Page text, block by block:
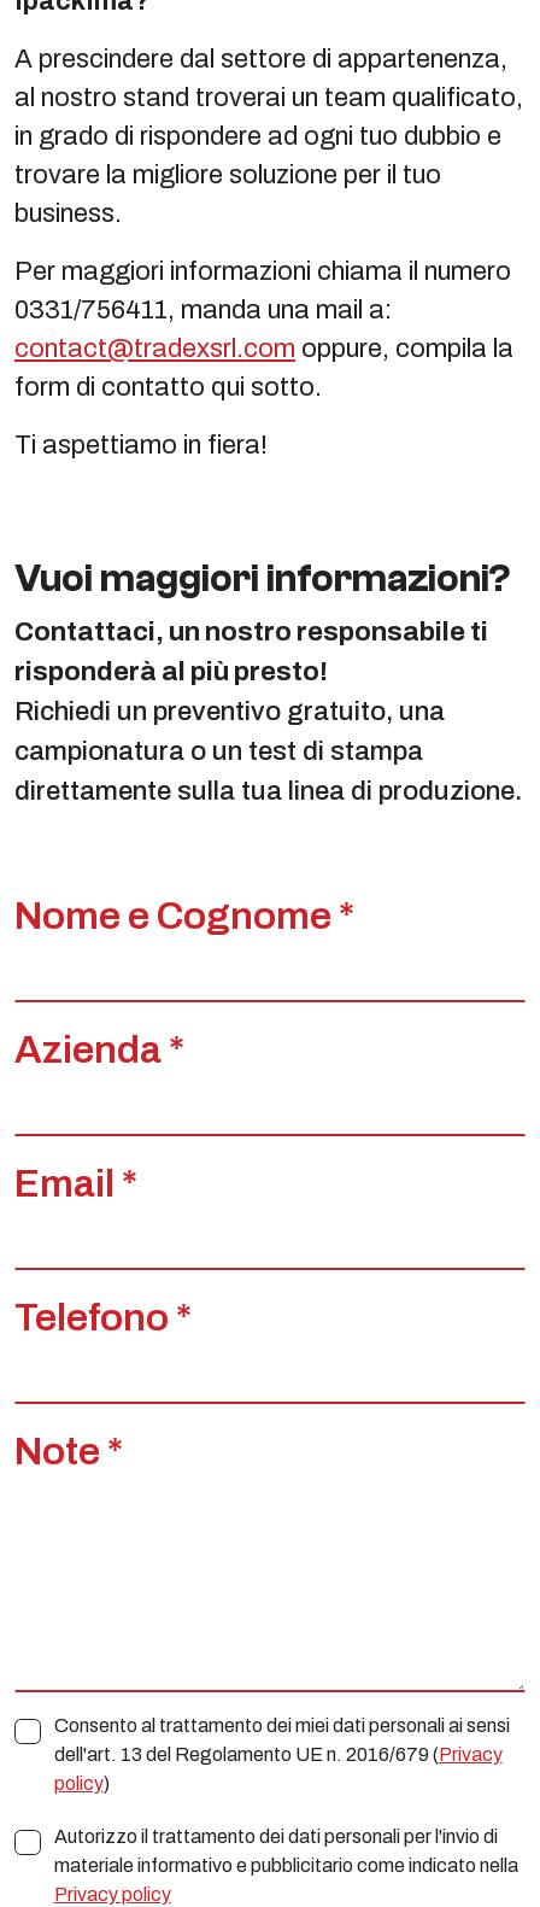
A prescindere dal settore di appartenenza,
al nostro stand troverai un team qualificato,
in grado di rispondere ad ogni tuo dubbio e
trovare la migliore soluzione per il tuo
business.
Per maggiori informazioni chiama il numero
0331/756411, manda una mail a:
contact@tradexsrl.com oppure, compila la
form di contatto qui sotto.
Ti aspettiamo in fiera!
Vuoi maggiori informazioni?
Contattaci, un nostro responsabile ti
risponderà al più presto!
Richiedi un preventivo gratuito, una
campionatura o un test di stampa
direttamente sulla tua linea di produzione.
Nome e Cognome *
Azienda *
Email *
Telefono *
Note *
Consento al trattamento dei miei dati personali ai sensi
dell'art. 13 del Regolamento UE n. 2016/679 (Privacy
policy)
Autorizzo il trattamento dei dati personali per l'invio di
materiale informativo e pubblicitario come indicato nella
Privacy policy